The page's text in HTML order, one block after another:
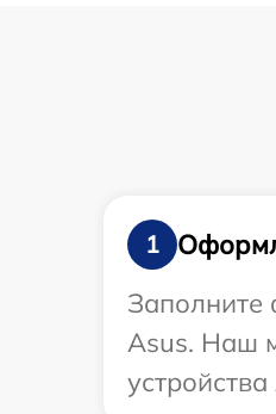
1
Заполните
Asus. Наш